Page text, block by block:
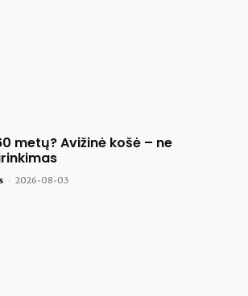
metų? Avižinė košė – ne
- 2026-08-03